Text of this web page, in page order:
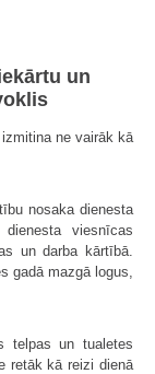
un
ne vairāk kā
nosaka dienesta
viesnīcas
un darba kārtībā.
gadā mazgā logus,
telpas un tualetes
retāk kā reizi dienā